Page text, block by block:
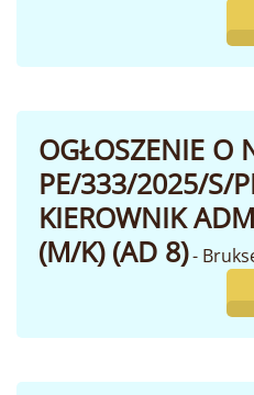
OGŁOSZENIE O
PE/333/2025/S/
KIEROWNIK
(M/K) (AD 8)-